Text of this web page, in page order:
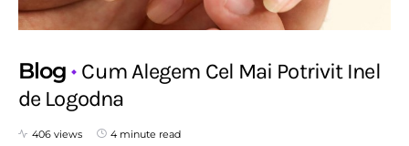
Blog
Cum Alegem Cel Mai Potrivit Inel
de Logodna
406 views 4 minute read